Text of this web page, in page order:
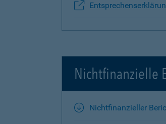
Nichtfinanzielle
Nichtfinanzieller